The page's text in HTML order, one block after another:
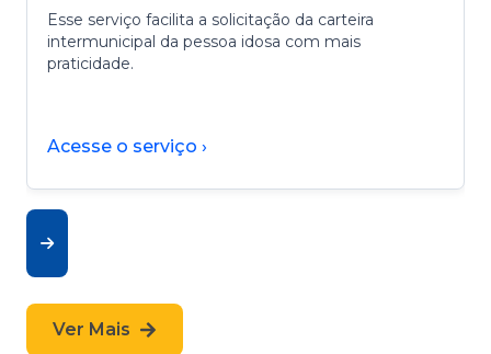
Esse serviço facilita a solicitação da carteira
intermunicipal da pessoa idosa com mais
praticidade.
Acesse o serviço ›
Ver Mais